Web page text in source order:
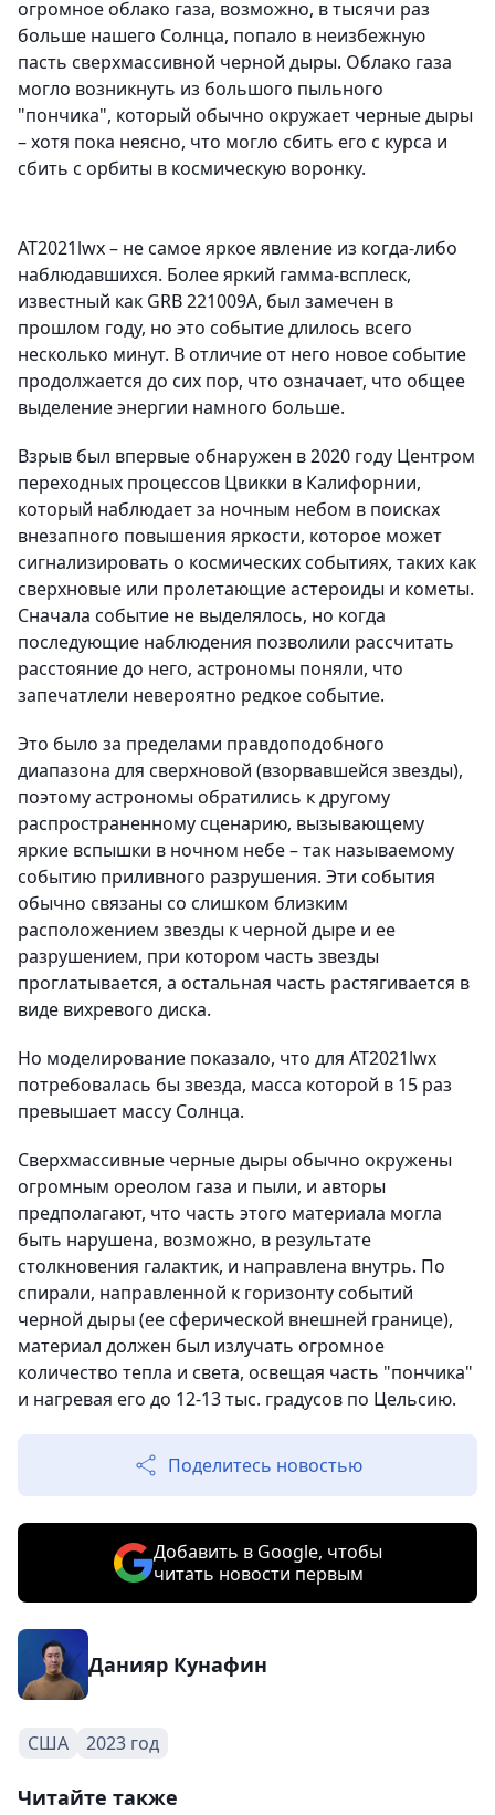
огромное облако газа, возможно, в тысячи раз
больше нашего Солнца, попало в неизбежную
пасть сверхмассивной черной дыры. Облако газа
могло возникнуть из большого пыльного
"пончика", который обычно окружает черные дыры
– хотя пока неясно, что могло сбить его с курса и
сбить с орбиты в космическую воронку.
AT2021lwx – не самое яркое явление из когда-либо
наблюдавшихся. Более яркий гамма-всплеск,
известный как GRB 221009A, был замечен в
прошлом году, но это событие длилось всего
несколько минут. В отличие от него новое событие
продолжается до сих пор, что означает, что общее
выделение энергии намного больше.
Взрыв был впервые обнаружен в 2020 году Центром
переходных процессов Цвикки в Калифорнии,
который наблюдает за ночным небом в поисках
внезапного повышения яркости, которое может
сигнализировать о космических событиях, таких как
сверхновые или пролетающие астероиды и кометы.
Сначала событие не выделялось, но когда
последующие наблюдения позволили рассчитать
расстояние до него, астрономы поняли, что
запечатлели невероятно редкое событие.
Это было за пределами правдоподобного
диапазона для сверхновой (взорвавшейся звезды),
поэтому астрономы обратились к другому
распространенному сценарию, вызывающему
яркие вспышки в ночном небе – так называемому
событию приливного разрушения. Эти события
обычно связаны со слишком близким
расположением звезды к черной дыре и ее
разрушением, при котором часть звезды
проглатывается, а остальная часть растягивается в
виде вихревого диска.
Но моделирование показало, что для AT2021lwx
потребовалась бы звезда, масса которой в 15 раз
превышает массу Солнца.
Сверхмассивные черные дыры обычно окружены
огромным ореолом газа и пыли, и авторы
предполагают, что часть этого материала могла
быть нарушена, возможно, в результате
столкновения галактик, и направлена внутрь. По
спирали, направленной к горизонту событий
черной дыры (ее сферической внешней границе),
материал должен был излучать огромное
количество тепла и света, освещая часть "пончика"
и нагревая его до 12-13 тыс. градусов по Цельсию.
Поделитесь новостью
Добавить в Google, чтобы
читать новости первым
Данияр Кунафин
США 2023 год
Читайте также